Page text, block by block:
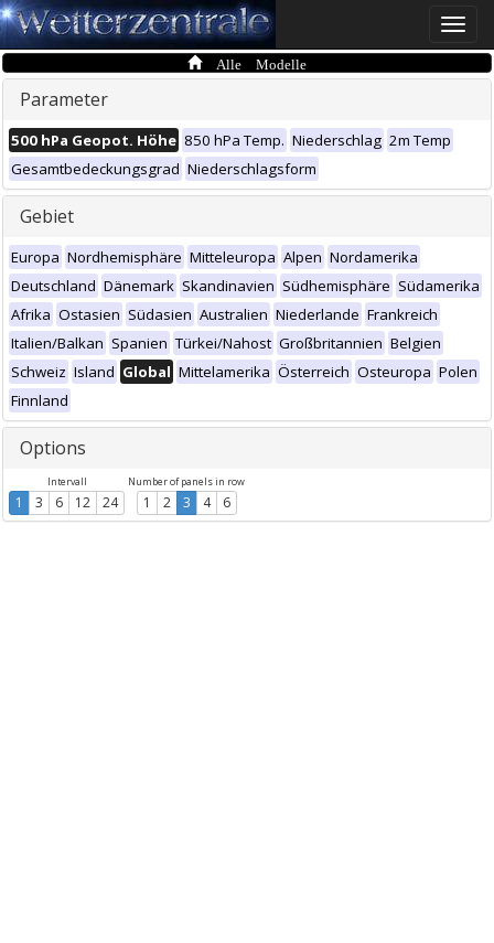
Toggle
Alle Modelle
Parameter
500 hPa Geopot. Höhe 850 hPa Temp. Niederschlag 2m Temp
Gesamtbedeckungsgrad Niederschlagsform
Gebiet
Europa Nordhemisphäre Mitteleuropa Alpen Nordamerika
Deutschland Dänemark Skandinavien Südhemisphäre Südamerika
Afrika Ostasien Südasien Australien Niederlande Frankreich
Italien/Balkan Spanien Türkei/Nahost Großbritannien Belgien
Schweiz Island Global Mittelamerika Österreich Osteuropa Polen
Finnland
Options
Intervall
1 3 6 12 24
Number of panels in row
1 2 3 4 6